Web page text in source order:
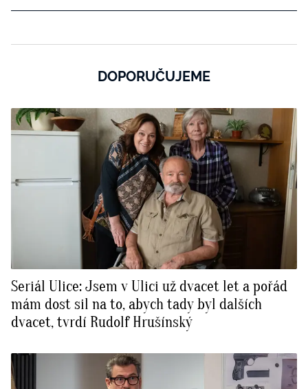
DOPORUČUJEME
Seriál Ulice: Jsem v Ulici už dvacet let a pořád
mám dost sil na to, abych tady byl dalších
dvacet, tvrdí Rudolf Hrušínský